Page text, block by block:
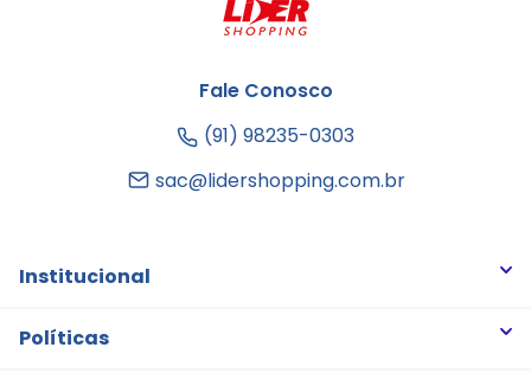
Fale Conosco
(91) 98235-0303
sac@lidershopping.com.br
Institucional
Quem somos
Políticas